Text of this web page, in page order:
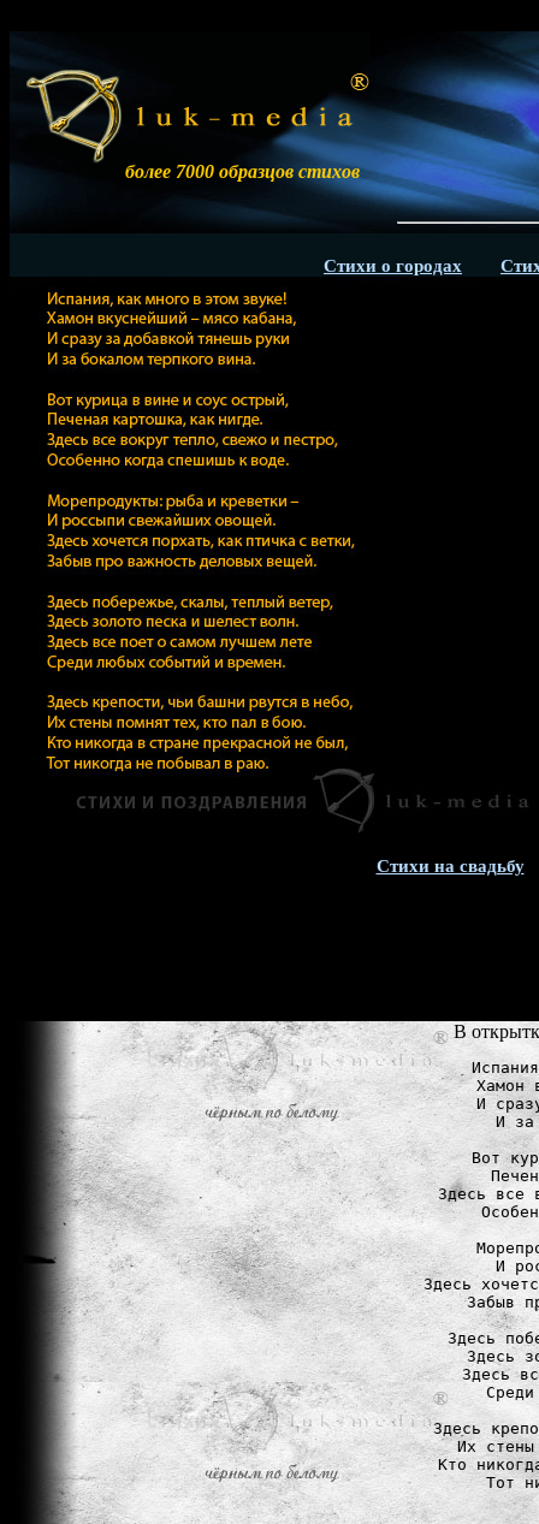
более 7000 образцов стихов
Стихи о городах
Стихи на свадьбу
В
Хамон
И
И за
Вот
Здесь все
И
Здесь
Забыв
Здесь
Здесь
Здесь
Здесь
Их
Кто
Тот